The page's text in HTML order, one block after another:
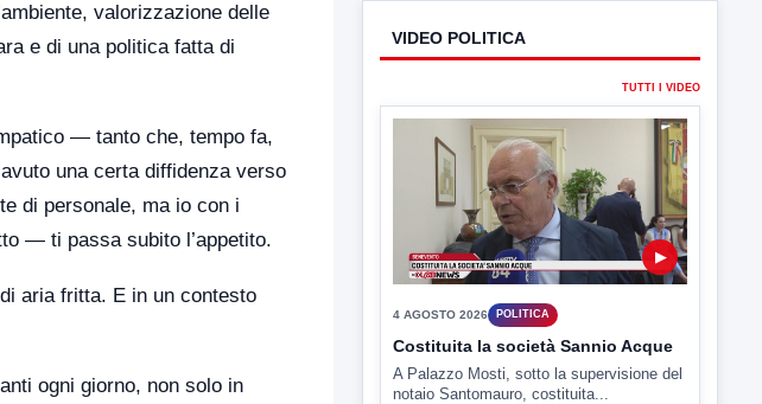
valorizzazione delle
e di una politica fatta di
— tanto che, tempo fa,
una certa diffidenza verso
di personale, ma io con i
— ti passa subito l’appetito.
aria fritta. E in un contesto
ogni giorno, non solo in
VIDEO POLITICA
TUTTI I VIDEO
▶
4 AGOSTO 2026 POLITICA
Costituita la società Sannio Acque
A Palazzo Mosti, sotto la supervisione del
notaio Santomauro, costituita...